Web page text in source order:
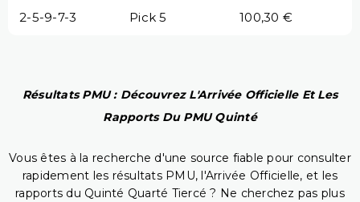
2-5-9-7-3
Pick 5 100,30 €
Résultats PMU : Découvrez L'Arrivée Officielle Et Les
Rapports Du PMU Quinté
Vous êtes à la recherche d'une source fiable pour consulter
rapidement les résultats PMU, l'Arrivée Officielle, et les
rapports du Quinté Quarté Tiercé ? Ne cherchez pas plus